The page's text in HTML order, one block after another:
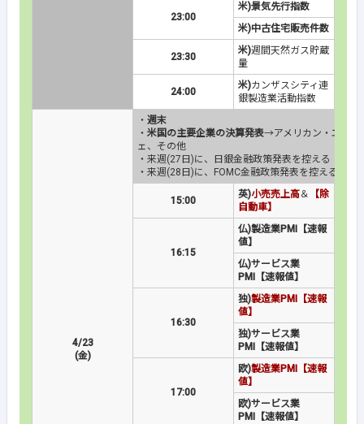
23:00
米)景気先行指数
米)中古住宅販売件数
23:30
米)週間天然ガス貯蔵
量
24:00
米)カンザスシティ連
銀製造業活動指数
4/23
(金)
・ 週末
・ 米国の主要企業の決算発表→アメリカン・エキス
ェ、その他
・来週(27日)に、日銀金融政策発表を控える
・来週(28日)に、FOMC金融政策発表を控える
15:00
英)小売売上高＆
【除
自動車】
16:15
仏)製造業PMI【速報
値】
仏)サービス業
PMI【速報値】
16:30
独)製造業PMI【速報
値】
独)サービス業
PMI【速報値】
17:00
欧)製造業PMI【速報
値】
欧)サービス業
PMI【速報値】